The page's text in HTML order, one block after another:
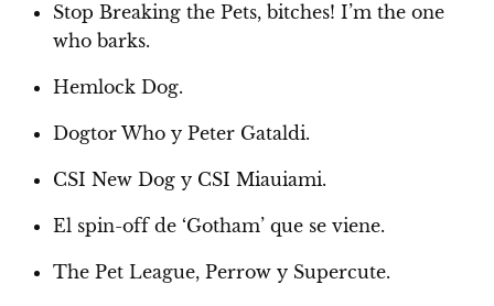
Stop Breaking the Pets, bitches! I’m the one
who barks.
Hemlock Dog.
Dogtor Who y Peter Gataldi.
CSI New Dog y CSI Miauiami.
El spin-off de ‘Gotham’ que se viene.
The Pet League, Perrow y Supercute.